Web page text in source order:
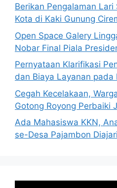
Berikan Pengalaman
Kota di Kaki Gunung
Open Space Galery
Nobar Final Piala
Pernyataan Klarifikasi
dan Biaya Layanan pada
Cegah Kecelakaan,
Gotong Royong Perbaiki
Ada Mahasiswa KKN,
se-Desa Pajambon